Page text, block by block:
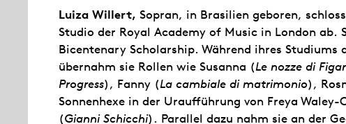
Luiza Willert, Sopran, in Brasilien geboren,
Studio der Royal Academy of Music in London ab.
Bicentenary Scholarship. Während ihres Studiums
übernahm sie Rollen wie Susanna (Le nozze di
Progress), Fanny (La cambiale di matrimonio),
Sonnenhexe in der Uraufführung von Freya Waley-
(Gianni Schicchi). Parallel dazu nahm sie an der